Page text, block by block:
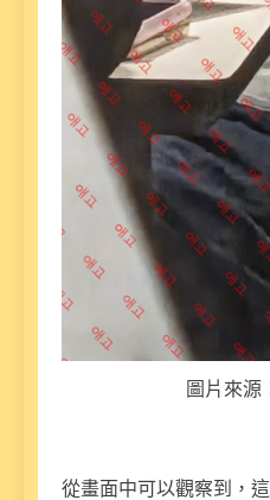
圖片來源
從畫面中可以觀察到，